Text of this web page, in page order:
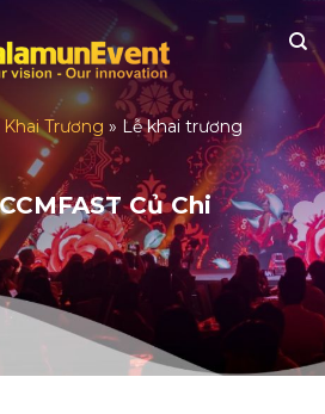
Trương » Lễ khai trương
Củ Chi